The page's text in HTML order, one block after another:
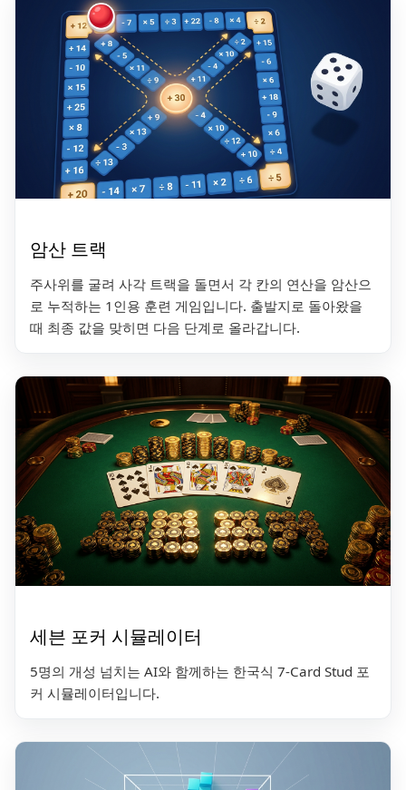
암산 트랙
주사위를 굴려 사각 트랙을 돌면서 각 칸의 연산을 암산으
로 누적하는 1인용 훈련 게임입니다. 출발지로 돌아왔을
때 최종 값을 맞히면 다음 단계로 올라갑니다.
세븐 포커 시뮬레이터
5명의 개성 넘치는 AI와 함께하는 한국식 7-Card Stud 포
커 시뮬레이터입니다.